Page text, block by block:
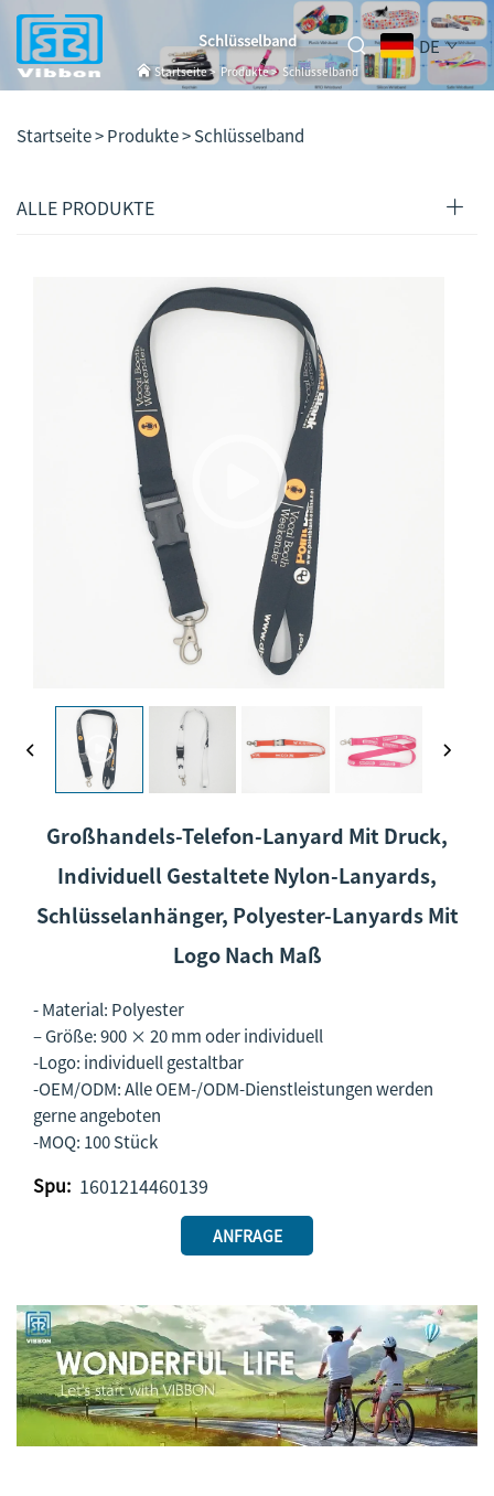
DE
Schlüsselband
Startseite>Produkte> Schlüsselband
Startseite >Produkte>Schlüsselband
ALLE PRODUKTE
Großhandels-Telefon-Lanyard Mit Druck,
Individuell Gestaltete Nylon-Lanyards,
Schlüsselanhänger, Polyester-Lanyards Mit
Logo Nach Maß
- Material: Polyester
– Größe: 900 × 20 mm oder individuell
-Logo: individuell gestaltbar
-OEM/ODM: Alle OEM-/ODM-Dienstleistungen werden
gerne angeboten
-MOQ: 100 Stück
Spu: 1601214460139
ANFRAGE